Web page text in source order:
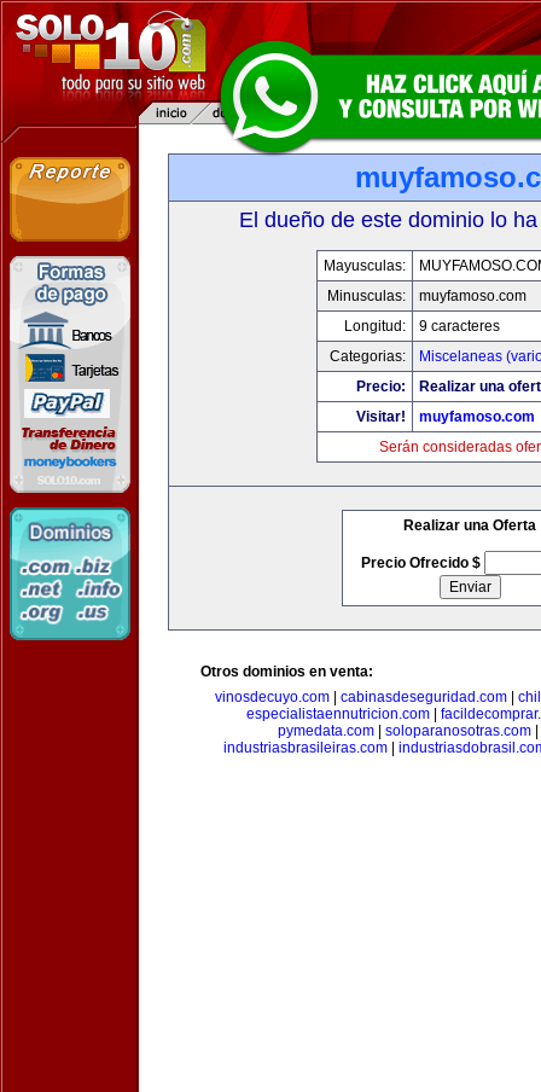
El dueño de este dominio lo
Mayusculas:
Minusculas:
muyfamoso.com
Longitud:
9 caracteres
Categorias:
Miscelaneas
Precio:
Realizar una
Visitar!
muyfamoso.com
Serán consideradas
Realizar una Oferta
Precio Ofrecido $
Otros dominios en venta:
vinosdecuyo.com| cabinasdeseguridad.com|
especialistaennutricion.com|
pymedata.com
soloparanosotras.com
industriasbrasileiras.com|